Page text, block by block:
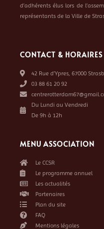
d’adhérents élus lors de
représentants de la Ville de
CONTACT & HORAIRES
42 Rue d’Ypres, 67000
03 88 61 20 92
Du Lundi au Vendredi
De 9h à 12h
MENU ASSOCIATION
Le CCSR
Le programme annuel
Les actualités
Partenaires
Plan du site
FAQ
Mentions légales